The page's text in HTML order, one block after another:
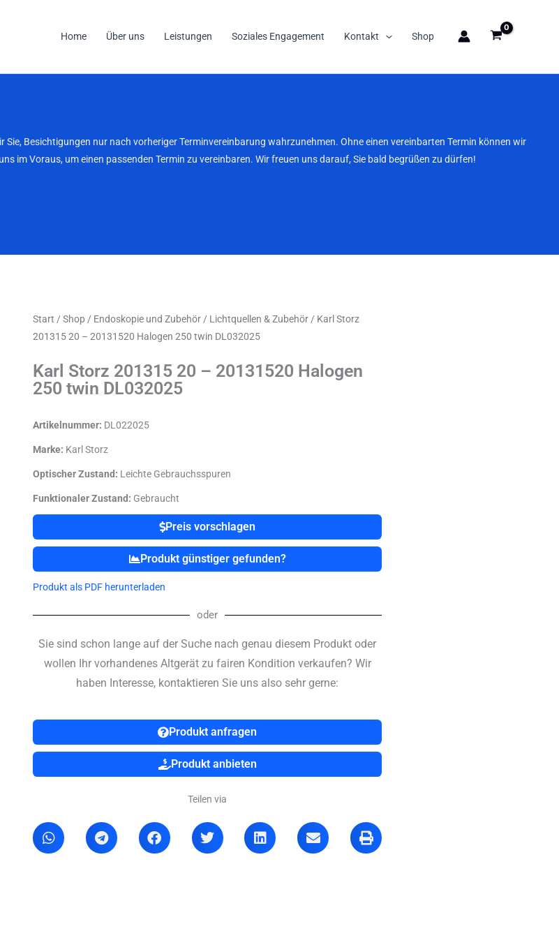
Home Über uns Leistungen Soziales Engagement Kontakt Shop
Besichtigungen nur nach vorheriger Terminvereinbarung wahrzunehmen. Ohne einen vereinbarten Termin können wir
im Voraus, um einen passenden Termin zu vereinbaren. Wir freuen uns darauf, Sie bald begrüßen zu dürfen!
Start / Shop / Endoskopie und Zubehör / Lichtquellen & Zubehör / Karl Storz
201315 20 – 20131520 Halogen 250 twin DL032025
Karl Storz 201315 20 – 20131520 Halogen
250 twin DL032025
Artikelnummer: DL022025
Marke: Karl Storz
Optischer Zustand: Leichte Gebrauchsspuren
Funktionaler Zustand: Gebraucht
Preis vorschlagen
Produkt günstiger gefunden?
Produkt als PDF herunterladen
oder
Sie sind schon lange auf der Suche nach genau diesem Produkt oder
wollen Ihr vorhandenes Altgerät zu fairen Kondition verkaufen? Wir
haben Interesse, kontaktieren Sie uns also sehr gerne:
Produkt anfragen
Produkt anbieten
Teilen via